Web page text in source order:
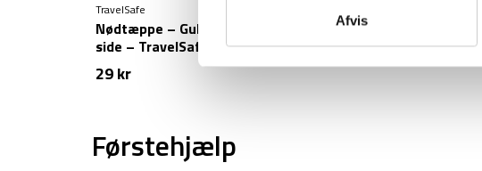
Afvis
TravelSafe
Nødtæppe – Guld og sølv
side – TravelSafe
29kr
Førstehjælp